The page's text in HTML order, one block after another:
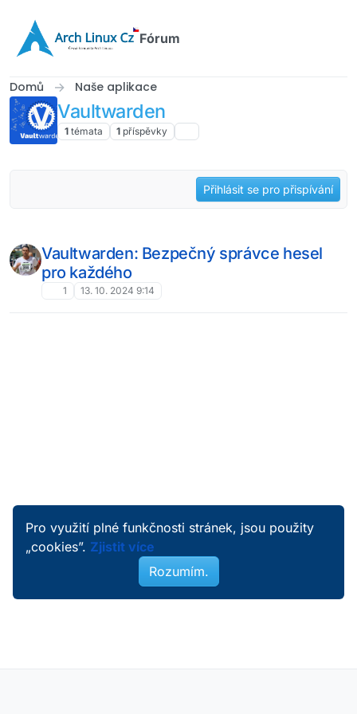
Fórum
Domů Naše aplikace
Vaultwarden
1 témata 1 příspěvky
Přihlásit se pro přispívání
Vaultwarden: Bezpečný správce hesel
pro každého
1 13. 10. 2024 9:14
Pro využití plné funkčnosti stránek, jsou použity
„cookies”. Zjistit více
Rozumím.